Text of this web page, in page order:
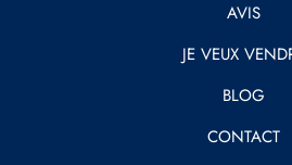
AVIS
JE VEUX
BLOG
CONTACT